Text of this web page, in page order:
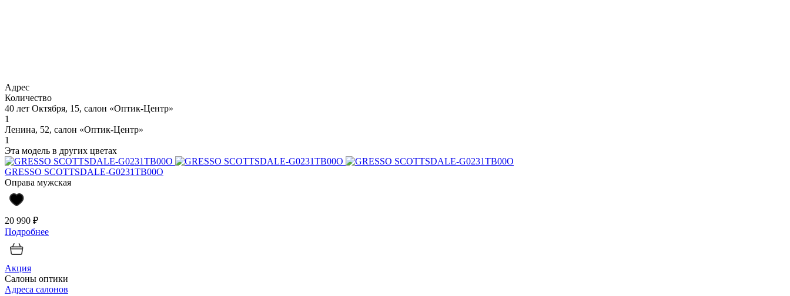
Адрес
Количество
40 лет Октября, 15, салон «Оптик-Центр»
1
Ленина, 52, салон «Оптик-Центр»
1
Эта модель в других цветах
GRESSO SCOTTSDALE-G0231TB00O
Оправа мужская
20 990 ₽
Подробнее
Акция
Салоны оптики
Адреса салонов